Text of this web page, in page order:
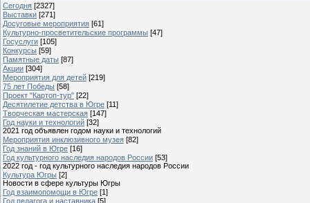
Сегодня [2327]
Выставки [271]
Досуговые мероприятия [61]
Культурно-просветительские программы [47]
Госуслуги [105]
Конкурсы [59]
Памятные даты [87]
Акции [304]
Мероприятия для детей [219]
75 лет Победы [58]
Проект "Картоп-тур" [22]
Десятилетие детства в Югре [11]
Творческая мастерская [147]
Год науки и технологий [32]
2021 год объявлен годом науки и технологий
Мероприятия инклюзивного музея [82]
Год знаний в Югре [16]
Год культурного наследия народов России [53]
2022 год - год культурного наследия народов России
Культура Югры [2]
Новости в сфере культуры Югры
Год взаимопомощи в Югре [1]
Год педагога и наставника [5]